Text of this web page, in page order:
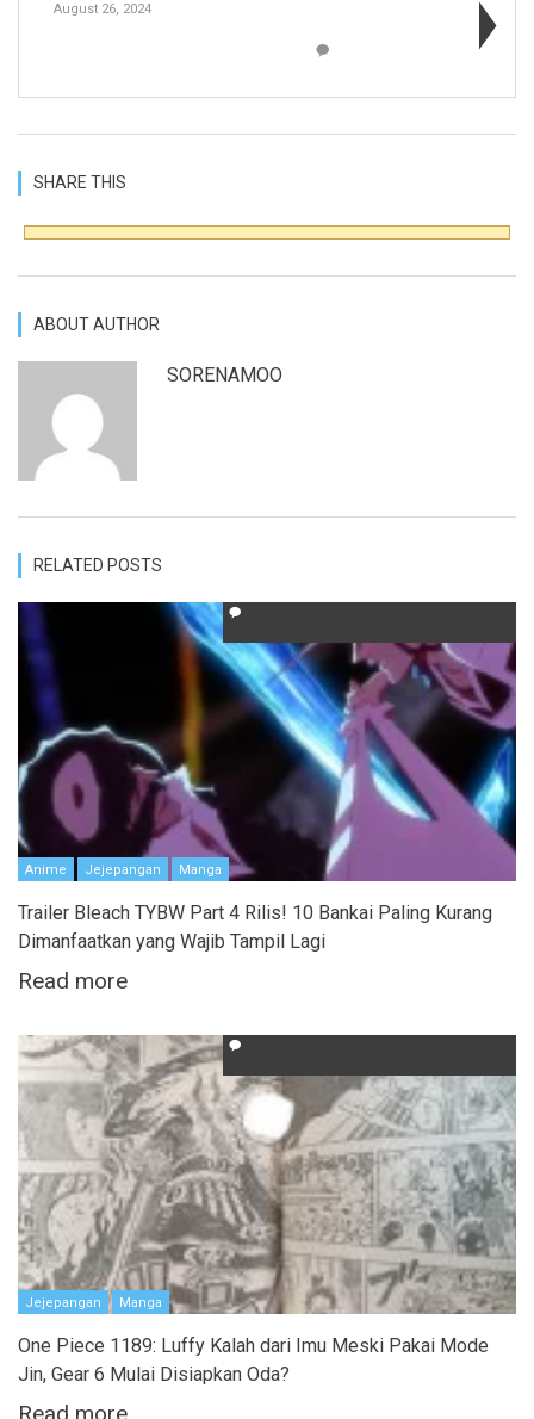
August 26, 2024
SHARE THIS
ABOUT AUTHOR
SORENAMOO
RELATED POSTS
Anime Jejepangan Manga
Trailer Bleach TYBW Part 4 Rilis! 10 Bankai Paling Kurang
Dimanfaatkan yang Wajib Tampil Lagi
Read more
Jejepangan Manga
One Piece 1189: Luffy Kalah dari Imu Meski Pakai Mode
Jin, Gear 6 Mulai Disiapkan Oda?
Read more